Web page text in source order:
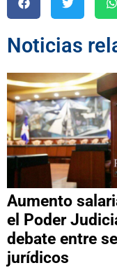
Noticias
Aumento
el Poder
debate entre
jurídicos